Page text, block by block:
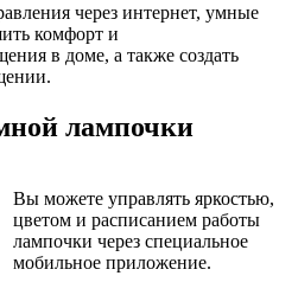
через интернет, умные
комфорт и
в доме, а также создать
лампочки
Вы можете управлять яркостью,
цветом и расписанием работы
лампочки через специальное
мобильное приложение.